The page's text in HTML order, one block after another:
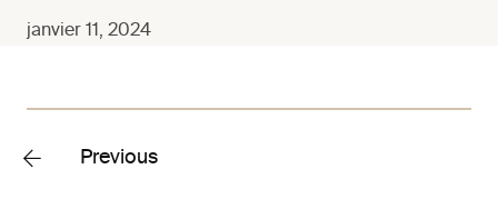
janvier 11, 2024
Previous